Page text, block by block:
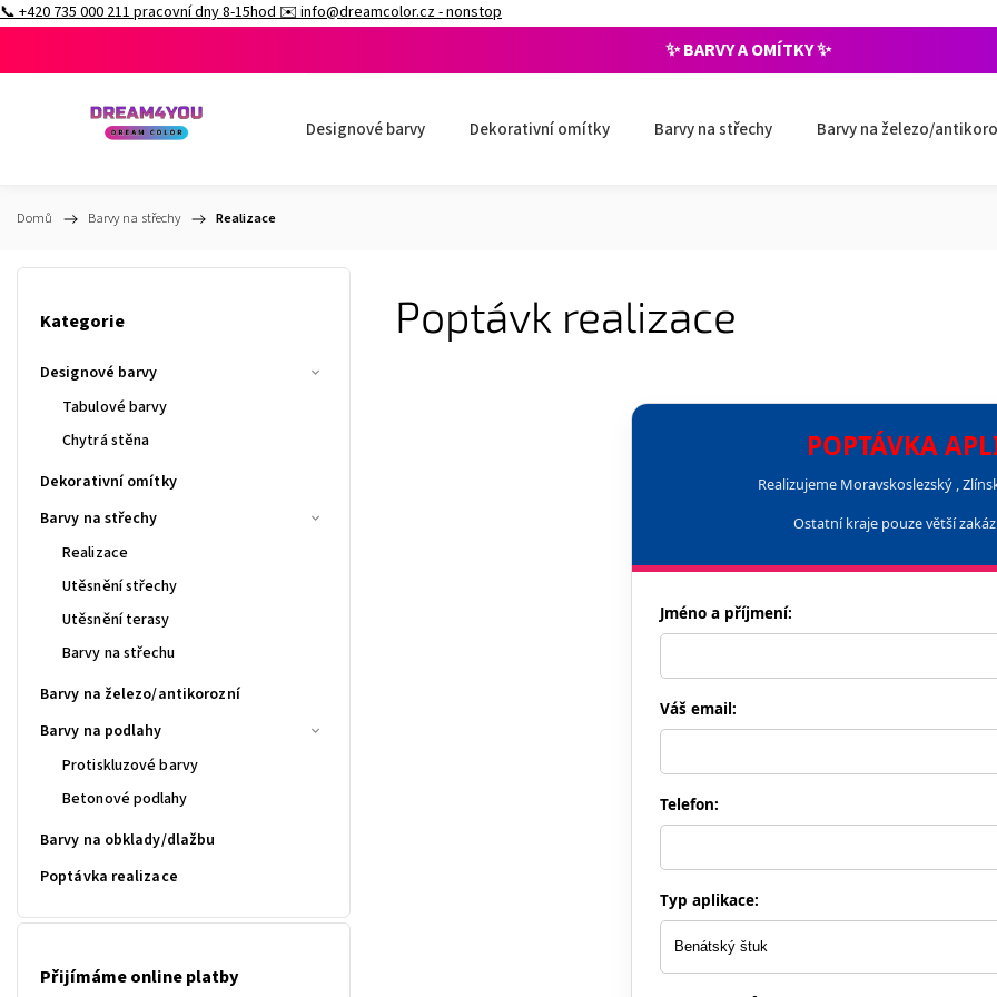
📞+420 735 000 211 pracovní dny 8-15hod✉️info@dreamcolor.cz - nonstop
✨ BARVY A OMÍTKY ✨
Designové barvy Dekorativní omítky Barvy na střechy Barvy na železo/
Domů / Barvy na střechy / Realizace
Kategorie
Designové barvy
Tabulové barvy
Chytrá stěna
Dekorativní omítky
Barvy na střechy
Realizace
Utěsnění střechy
Utěsnění terasy
Barvy na střechu
Barvy na železo/antikorozní
Barvy na podlahy
Protiskluzové barvy
Betonové podlahy
Barvy na obklady/dlažbu
Poptávka realizace
Přijímáme online platby
Poptávk realizace
POPTÁVKA
Realizujeme Moravskoslezský ,
Ostatní kraje pouze větší
Jméno a příjmení:
Váš email:
Telefon:
Typ aplikace: